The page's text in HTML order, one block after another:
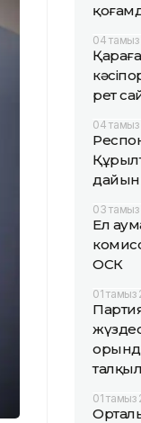
04
рет
04 тамыз
дайын
03 тамыз
Ел
ОСК
01 тамыз
01 тамыз